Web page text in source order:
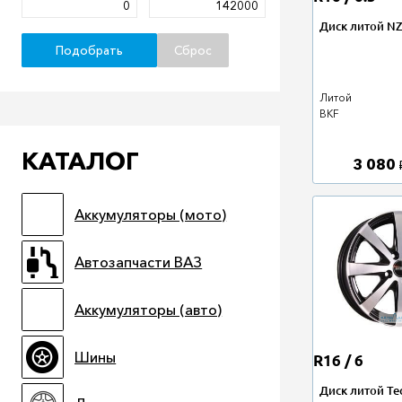
Подобрать Сброс
КАТАЛОГ
Аккумуляторы (мото)
Автозапчасти ВАЗ
Аккумуляторы (авто)
Шины
Диск литой
Литой
BKF
3 080
R16 / 6
Диск литой